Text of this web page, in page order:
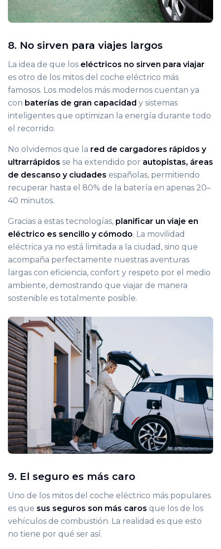
8. No sirven para viajes largos
La idea de que los eléctricos no sirven para viajar
es otro de los mitos del coche eléctrico más
famosos. Los modelos más modernos cuentan ya
con baterías de gran capacidad y sistemas
inteligentes que optimizan la energía durante todo
el recorrido.
No olvidemos que la red de cargadores rápidos y
ultrarrápidos se ha extendido por autopistas, áreas
de descanso y ciudades españolas, permitiendo
recuperar hasta el 80% de la batería en apenas 20–
40 minutos.
Gracias a estas tecnologías, planificar un viaje en
eléctrico es sencillo y cómodo. La movilidad
eléctrica ya no está limitada a la ciudad, sino que
acompaña perfectamente nuestras aventuras
largas con eficiencia, confort y respeto por el medio
ambiente, demostrando que viajar de manera
sostenible es totalmente posible.
9. El seguro es más caro
Uno de los mitos del coche eléctrico más populares
es que sus seguros son más caros que los de los
vehículos de combustión. La realidad es que esto
no tiene por qué ser así.